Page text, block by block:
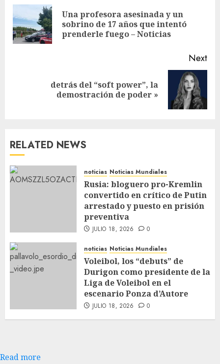
Una profesora asesinada y un
sobrino de 17 años que intentó
prenderle fuego – Noticias
Next
detrás del “soft power”, la
demostración de poder »
RELATED NEWS
noticias Noticias Mundiales
Rusia: bloguero pro-Kremlin
convertido en crítico de Putin
arrestado y puesto en prisión
preventiva
JULIO 18, 2026 0
noticias Noticias Mundiales
Voleibol, los “debuts” de
Durigon como presidente de la
Liga de Voleibol en el
escenario Ponza d’Autore
JULIO 18, 2026 0
Read more